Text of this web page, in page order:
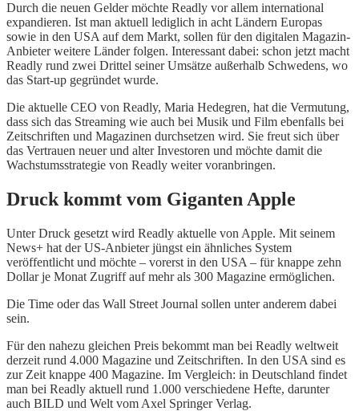
Durch die neuen Gelder möchte Readly vor allem international
expandieren. Ist man aktuell lediglich in acht Ländern Europas
sowie in den USA auf dem Markt, sollen für den digitalen Magazin-
Anbieter weitere Länder folgen. Interessant dabei: schon jetzt macht
Readly rund zwei Drittel seiner Umsätze außerhalb Schwedens, wo
das Start-up gegründet wurde.
Die aktuelle CEO von Readly, Maria Hedegren, hat die Vermutung,
dass sich das Streaming wie auch bei Musik und Film ebenfalls bei
Zeitschriften und Magazinen durchsetzen wird. Sie freut sich über
das Vertrauen neuer und alter Investoren und möchte damit die
Wachstumsstrategie von Readly weiter voranbringen.
Druck kommt vom Giganten Apple
Unter Druck gesetzt wird Readly aktuelle von Apple. Mit seinem
News+ hat der US-Anbieter jüngst ein ähnliches System
veröffentlicht und möchte – vorerst in den USA – für knappe zehn
Dollar je Monat Zugriff auf mehr als 300 Magazine ermöglichen.
Die Time oder das Wall Street Journal sollen unter anderem dabei
sein.
Für den nahezu gleichen Preis bekommt man bei Readly weltweit
derzeit rund 4.000 Magazine und Zeitschriften. In den USA sind es
zur Zeit knappe 400 Magazine. Im Vergleich: in Deutschland findet
man bei Readly aktuell rund 1.000 verschiedene Hefte, darunter
auch BILD und Welt vom Axel Springer Verlag.